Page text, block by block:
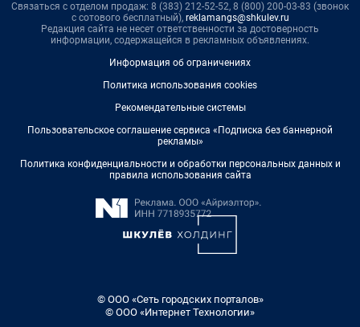
Связаться с отделом продаж: 8 (383) 212-52-52, 8 (800) 200-03-83 (звонок
с сотового бесплатный), reklamangs@shkulev.ru
Редакция сайта не несет ответственности за достоверность
информации, содержащейся в рекламных объявлениях.
Информация об ограничениях
Политика использования cookies
Рекомендательные системы
Пользовательское соглашение сервиса «Подписка без баннерной
рекламы»
Политика конфиденциальности и обработки персональных данных и
правила использования сайта
© ООО «Сеть городских порталов»
© ООО «Интернет Технологии»